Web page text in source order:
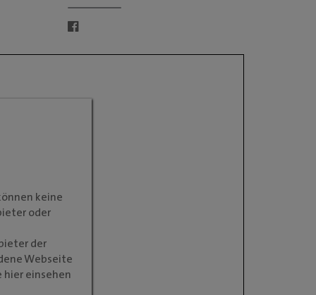
keine
oder
der
Webseite
hier einsehen